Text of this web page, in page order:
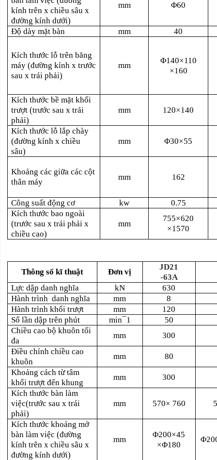
kính trên x chiều sâu x
đường kính dưới)
mm Φ60
Độ dày mặt bàn mm 40
Kích thước lỗ trên băng
máy (đường kính x trước
sau x trái phải)
mm
Φ140×110
×160
Kích thước bề mặt khối
trượt (trước sau x trái
phải)
mm 120×140
Kích thước lỗ lắp chày
(đường kính x chiều
sâu)
mm Φ30×55
Khoảng các giữa các cột
thân máy
mm 162
Công suất động cơ kw
0.75
Kích thước bao ngoài
(trước sau x trái phải x
chiều cao)
mm
755×620
×1570
Thông số kĩ thuật Đơn vị
JD21
-63A
Lực dập danh nghĩa
kN
630
Hành trình danh nghĩa mm
8
Hành trình khối trượt
mm
120
Số lần dập trên phút
min¯1
50
Chiều cao bộ khuôn tối
đa
mm
300
Điều chỉnh chiều cao
khuôn
mm
80
Khoảng cách từ tâm
khối trượt đến khung
mm
300
Kích thước bàn làm
việc(trước sau x trái
phải)
mm 570× 760
Kích thước khoảng mở
bàn làm việc (đường
kính trên x chiều sâu x
đường kính dưới)
mm
Φ200×45
×Φ180